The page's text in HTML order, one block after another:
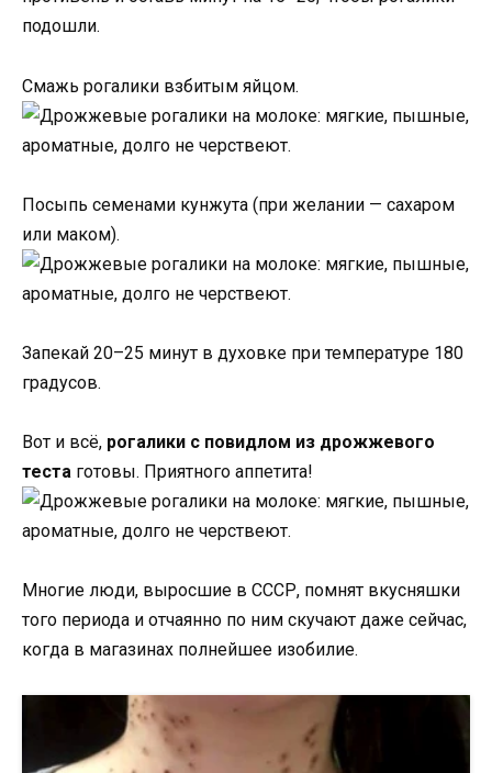
подошли.
Смажь рогалики взбитым яйцом.
Посыпь семенами кунжута (при желании — сахаром
или маком).
Запекай 20–25 минут в духовке при температуре 180
градусов.
Вот и всё, рогалики с повидлом из дрожжевого
теста готовы. Приятного аппетита!
Многие люди, выросшие в СССР, помнят вкусняшки
того периода и отчаянно по ним скучают даже сейчас,
когда в магазинах полнейшее изобилие.